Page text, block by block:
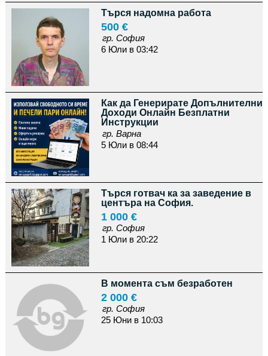
Търся надомна работа
500 €
гр. София
6 Юли в 03:42
Как да Генерирате Допълнителни
Доходи Онлайн Безплатни
Инструкции
гр. Варна
5 Юли в 08:44
Търся готвач ка за заведение в
центъра на София.
1 000 €
гр. София
1 Юли в 20:22
В момента съм безработен
2 000 €
гр. София
25 Юни в 10:03